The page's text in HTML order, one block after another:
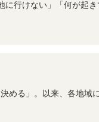
行けない」「何が起
める」。以来、各地